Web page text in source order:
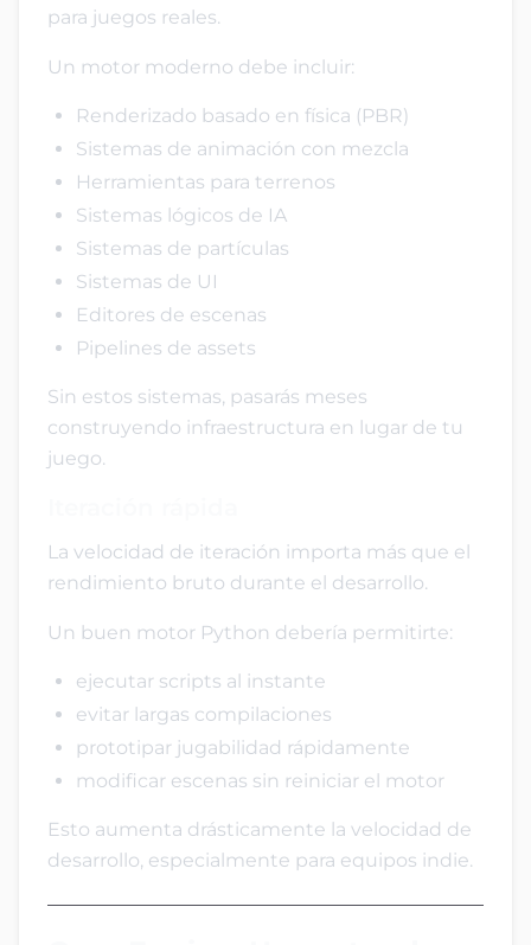
para juegos reales.
Un motor moderno debe incluir:
Renderizado basado en física (PBR)
Sistemas de animación con mezcla
Herramientas para terrenos
Sistemas lógicos de IA
Sistemas de partículas
Sistemas de UI
Editores de escenas
Pipelines de assets
Sin estos sistemas, pasarás meses
construyendo infraestructura en lugar de tu
juego.
La velocidad de iteración importa más que el
rendimiento bruto durante el desarrollo.
Un buen motor Python debería permitirte:
ejecutar scripts al instante
evitar largas compilaciones
prototipar jugabilidad rápidamente
modificar escenas sin reiniciar el motor
Esto aumenta drásticamente la velocidad de
desarrollo, especialmente para equipos indie.